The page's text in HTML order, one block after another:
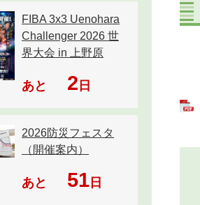
FIBA 3x3 Uenohara
Challenger 2026 世
界大会 in 上野原
あと 2 日
2026防災フェスタ
（開催案内）
あと 51日